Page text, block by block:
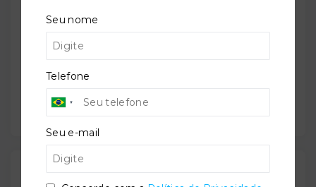
Previsão de entrega:
31/08/2028
Localização
Seu nome
Telefone
Seu e-mail